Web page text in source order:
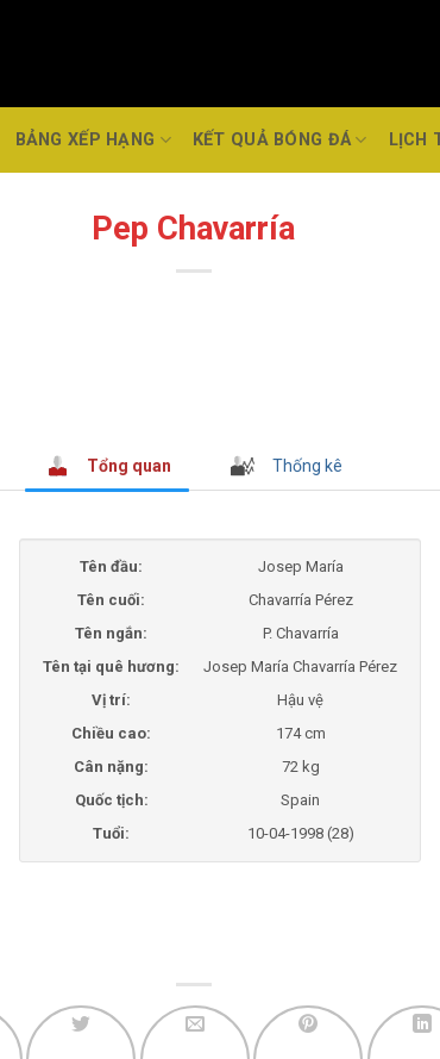
BẢNG XẾP HẠNG KẾT QUẢ BÓNG ĐÁ LỊCH
Pep Chavarría
Tổng quan Thống kê
Tên đầu:
Josep María
Tên cuối:
Chavarría Pérez
Tên ngắn:
P. Chavarría
Tên tại quê hương:
Josep María Chavarría Pérez
Vị trí:
Hậu vệ
Chiều cao:
174 cm
Cân nặng:
72 kg
Quốc tịch:
Spain
Tuổi:
10-04-1998 (28)